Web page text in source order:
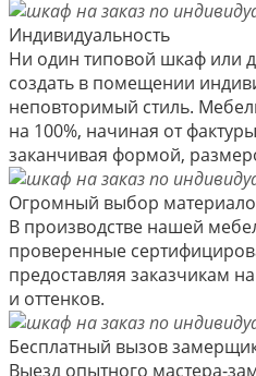
Индивидуальность
Ни один типовой шкаф или
создать в помещении
неповторимый стиль.
на 100%, начиная от
заканчивая формой,
Огромный выбор
В производстве нашей
проверенные
предоставляя заказчикам
и оттенков.
Бесплатный вызов
Выезд опытного мастера-